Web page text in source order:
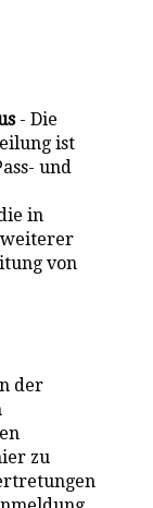
- Die
ist
und
in
weiterer
von
der
zu